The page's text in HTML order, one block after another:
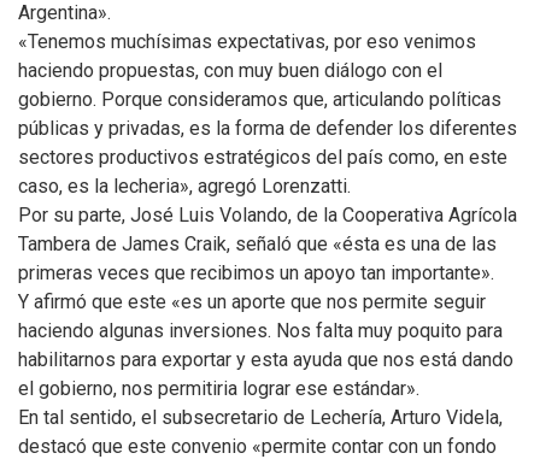
Argentina».
«Tenemos muchísimas expectativas, por eso venimos
haciendo propuestas, con muy buen diálogo con el
gobierno. Porque consideramos que, articulando políticas
públicas y privadas, es la forma de defender los diferentes
sectores productivos estratégicos del país como, en este
caso, es la lecheria», agregó Lorenzatti.
Por su parte, José Luis Volando, de la Cooperativa Agrícola
Tambera de James Craik, señaló que «ésta es una de las
primeras veces que recibimos un apoyo tan importante».
Y afirmó que este «es un aporte que nos permite seguir
haciendo algunas inversiones. Nos falta muy poquito para
habilitarnos para exportar y esta ayuda que nos está dando
el gobierno, nos permitiria lograr ese estándar».
En tal sentido, el subsecretario de Lechería, Arturo Videla,
destacó que este convenio «permite contar con un fondo